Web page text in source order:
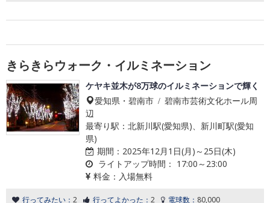
きらきらウォーク・イルミネーション
ケヤキ並木が8万球のイルミネーションで輝く
愛知県・碧南市 / 碧南市芸術文化ホール周
辺
最寄り駅：北新川駅(愛知県)、新川町駅(愛知
県)
期間： 2025年12月1日(月)～25日(木)
ライトアップ時間： 17:00～23:00
料金： 入場無料
行ってみたい： 2 行ってよかった： 2 電球数： 80,000